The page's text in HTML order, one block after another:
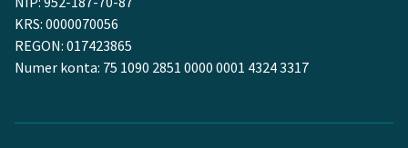
O nas
Kontakt
Zespół
KRS: 0000070056
REGON: 017423865
Numer konta: 75 1090 2851 0000 0001 4324 3317